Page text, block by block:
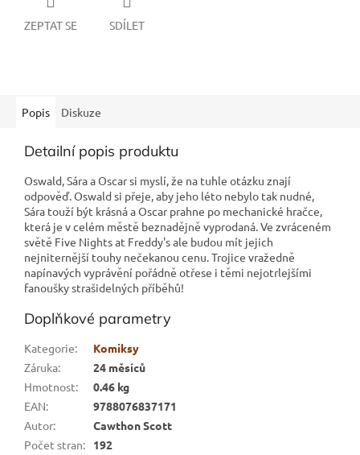
ZEPTAT SE SDÍLET
Popis Diskuze
Detailní popis produktu
Oswald, Sára a Oscar si myslí, že na tuhle otázku znají
odpověď. Oswald si přeje, aby jeho léto nebylo tak nudné,
Sára touží být krásná a Oscar prahne po mechanické hračce,
která je v celém městě beznadějně vyprodaná. Ve zvráceném
světě Five Nights at Freddy's ale budou mít jejich
nejniternější touhy nečekanou cenu. Trojice vražedně
napínavých vyprávění pořádně otřese i těmi nejotrlejšími
fanoušky strašidelných příběhů!
Doplňkové parametry
Kategorie:
Komiksy
Záruka:
24 měsíců
Hmotnost:
0.46 kg
EAN:
9788076837171
Autor:
Cawthon Scott
Počet stran:
192